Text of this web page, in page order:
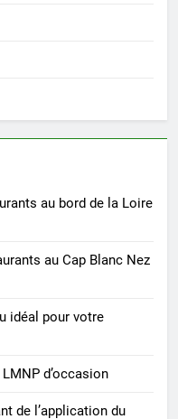
au bord de la Loire
au Cap Blanc Nez
idéal pour votre
d’occasion
de l’application du